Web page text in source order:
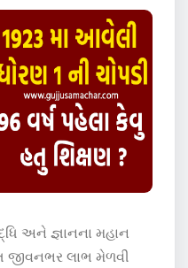
અને જ્ઞાનના મહાન
જીવનભર લાભ મેળવી